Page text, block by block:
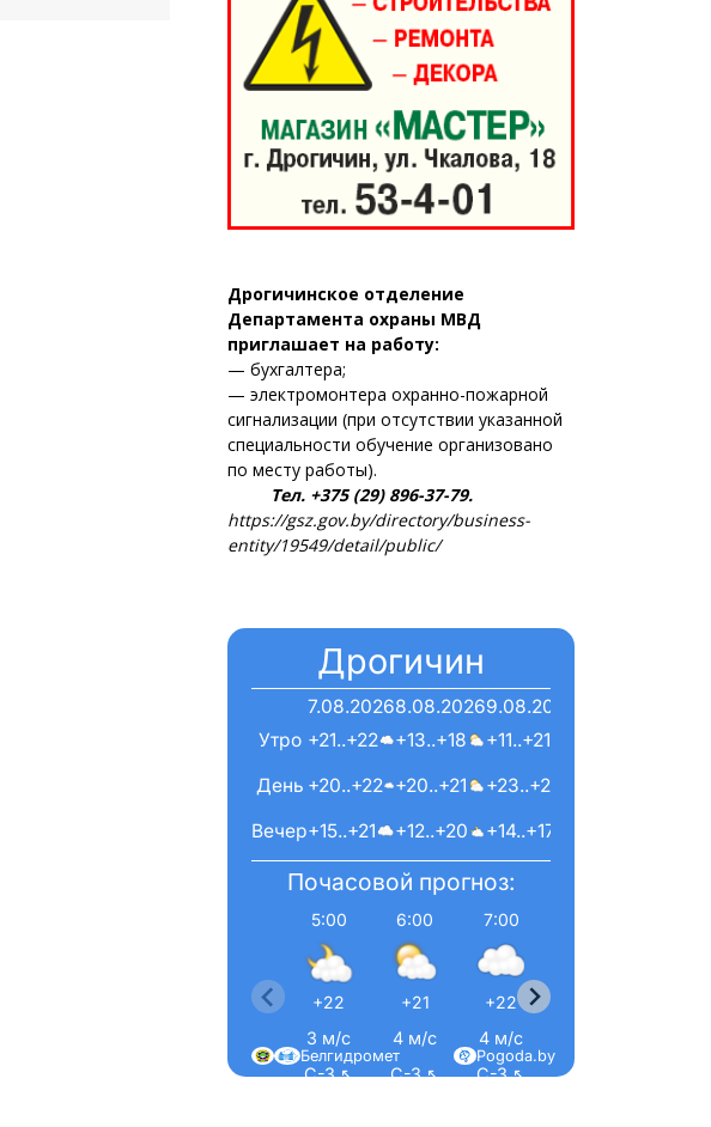
Дрогичинское отделение
Департамента охраны МВД
приглашает на работу:
— бухгалтера;
— электромонтера охранно-пожарной
сигнализации (при отсутствии указанной
специальности обучение организовано
по месту работы).
Тел. +375 (29) 896-37-79.
https://gsz.gov.by/directory/business-
entity/19549/detail/public/
Дрогичин
7.08.2026
+21..+22
+20..+22
+15..+21
8.08.2026
+13..+18
+20..+21
+12..+20
9.08.2026
+11..+21
+23..+23
+14..+17
Вечер
День
Утро
Почасовой прогноз:
5:00
+22
3 м/с
С-З ↖
6:00
+21
4 м/с
С-З ↖
7:00
+22
4 м/с
С-З ↖
С-З ↖
Pogoda.by
Белгидромет